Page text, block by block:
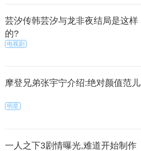
芸汐传韩芸汐与龙非夜结局是这样
的?
电视剧
摩登兄弟张宇宁介绍:绝对颜值范儿
明星
一人之下3剧情曝光,难道开始制作